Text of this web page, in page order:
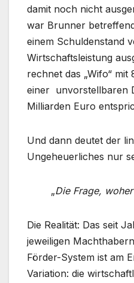
damit noch nicht
war Brunner
einem Schuldenstand
Wirtschaftsleistung
rechnet das „Wifo“
einer unvorstellbaren
Milliarden Euro
Und dann deutet der
Ungeheuerliches nur
„Die Frage,
Die Realität: Das seit
jeweiligen
Förder-System ist am
Variation: die